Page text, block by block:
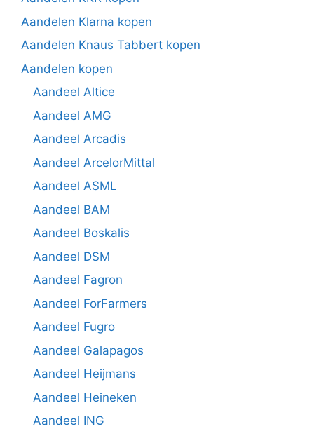
Aandelen Klarna kopen
Aandelen Knaus Tabbert kopen
Aandelen kopen
Aandeel Altice
Aandeel AMG
Aandeel Arcadis
Aandeel ArcelorMittal
Aandeel ASML
Aandeel BAM
Aandeel Boskalis
Aandeel DSM
Aandeel Fagron
Aandeel ForFarmers
Aandeel Fugro
Aandeel Galapagos
Aandeel Heijmans
Aandeel Heineken
Aandeel ING